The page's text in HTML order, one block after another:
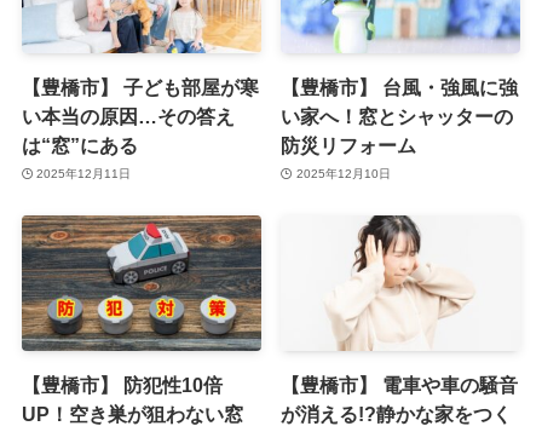
【豊橋市】 子ども部屋が寒
い本当の原因…その答え
は“窓”にある
2025年12月11日
【豊橋市】 台風・強風に強
い家へ！窓とシャッターの
防災リフォーム
2025年12月10日
【豊橋市】 防犯性10倍
UP！空き巣が狙わない窓
【豊橋市】 電車や車の騒音
が消える!?静かな家をつく